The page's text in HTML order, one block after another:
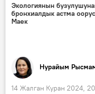
Экологиянын
бронхиалдык астма
Маек
Нурайым
14 Жалган Куран 2024,